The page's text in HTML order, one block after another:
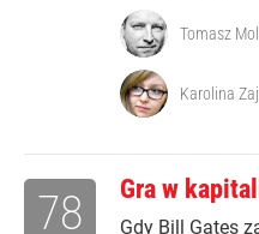
Tomasz
Karolina
Gra w
Gdy Bill Gates
78